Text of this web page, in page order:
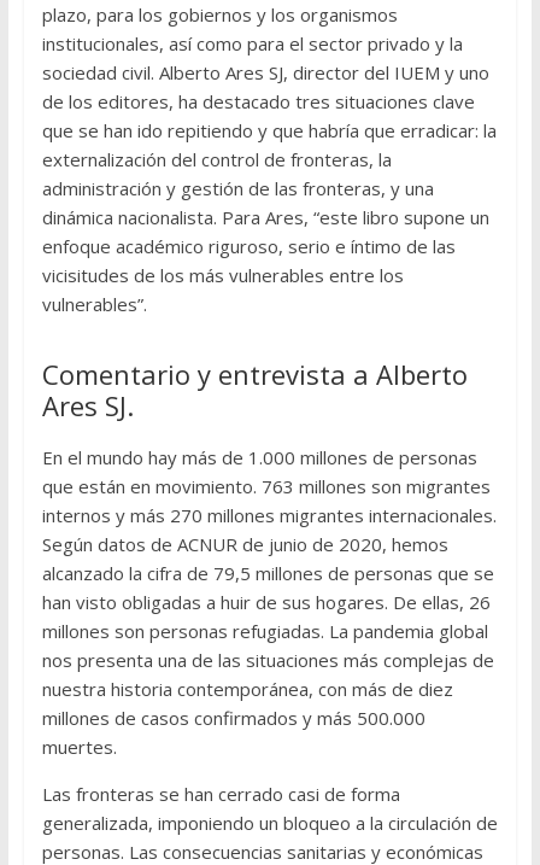
plazo, para los gobiernos y los organismos
institucionales, así como para el sector privado y la
sociedad civil. Alberto Ares SJ, director del IUEM y uno
de los editores, ha destacado tres situaciones clave
que se han ido repitiendo y que habría que erradicar: la
externalización del control de fronteras, la
administración y gestión de las fronteras, y una
dinámica nacionalista. Para Ares, “este libro supone un
enfoque académico riguroso, serio e íntimo de las
vicisitudes de los más vulnerables entre los
vulnerables”.
Comentario y entrevista a Alberto
Ares SJ.
En el mundo hay más de 1.000 millones de personas
que están en movimiento. 763 millones son migrantes
internos y más 270 millones migrantes internacionales.
Según datos de ACNUR de junio de 2020, hemos
alcanzado la cifra de 79,5 millones de personas que se
han visto obligadas a huir de sus hogares. De ellas, 26
millones son personas refugiadas. La pandemia global
nos presenta una de las situaciones más complejas de
nuestra historia contemporánea, con más de diez
millones de casos confirmados y más 500.000
muertes.
Las fronteras se han cerrado casi de forma
generalizada, imponiendo un bloqueo a la circulación de
personas. Las consecuencias sanitarias y económicas